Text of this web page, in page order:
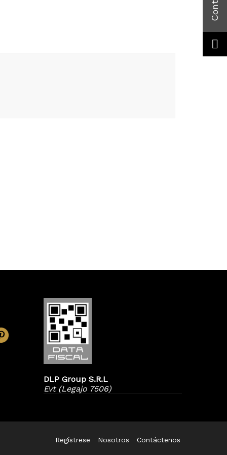
DLP Group S.R.L
Evt (Legajo 7506)
Regístrese Nosotros Contáctenos